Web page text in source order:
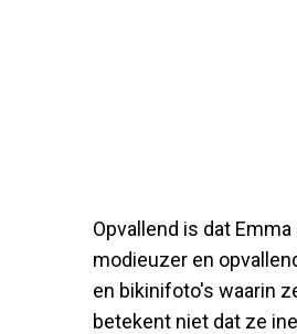
Opvallend is dat
modieuzer en
en bikinifoto's waarin
betekent niet dat ze